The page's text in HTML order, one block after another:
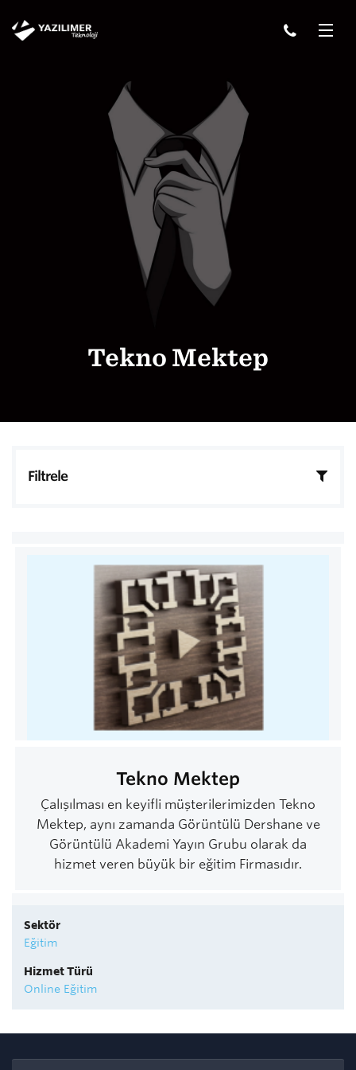
Tekno Mektep
Filtrele
Tekno Mektep
Çalışılması en keyifli müşterilerimizden Tekno
Mektep, aynı zamanda Görüntülü Dershane ve
Görüntülü Akademi Yayın Grubu olarak da
hizmet veren büyük bir eğitim Firmasıdır.
Sektör
Eğitim
Hizmet Türü
Online Eğitim